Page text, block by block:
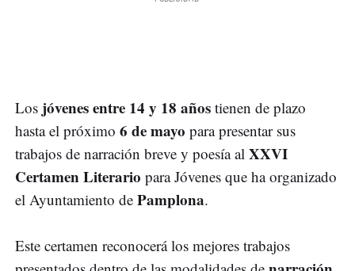
Los jóvenes entre 14 y 18 años tienen de plazo
hasta el próximo 6 de mayo para presentar sus
trabajos de narración breve y poesía al XXVI
Certamen Literario para Jóvenes que ha organizado
el Ayuntamiento de Pamplona.
Este certamen reconocerá los mejores trabajos